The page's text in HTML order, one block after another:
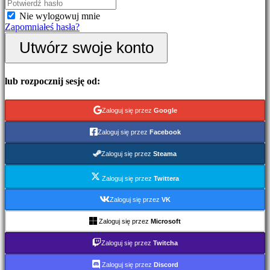
Wydarzenia
w
grze
Media
IDC
IDC
Wsparcie
Konto
się
się
hasła?
Nie wylogowuj mnie
Zapomniałeś hasła?
Utwórz swoje konto
lub rozpocznij sesję od:
Zaloguj się przez Google
Zaloguj się przez Facebook
Zaloguj się przez Steama
Zaloguj się przez Twittera
Zaloguj się przez VK
Zaloguj się przez Microsoft
Zaloguj się przez Twitcha
Zaloguj się przez Discord